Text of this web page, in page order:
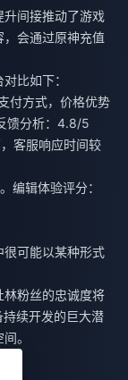
升间接推动了游戏
，会通过原神充值
比如下：
付方式，价格优势
馈分析：4.8/5
客服响应时间较
编辑体验评分：
可能以某种形式
粉丝的忠诚度将
续开发的巨大潜
。